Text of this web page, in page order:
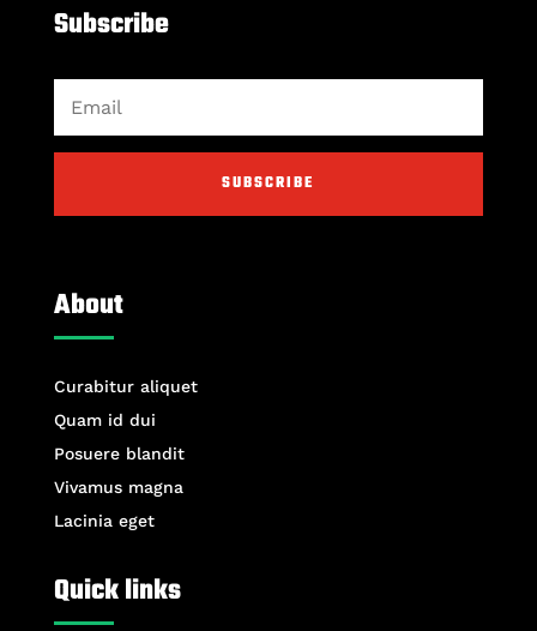
Subscribe
SUBSCRIBE
About
Curabitur aliquet
Quam id dui
Posuere blandit
Vivamus magna
Lacinia eget
Quick links